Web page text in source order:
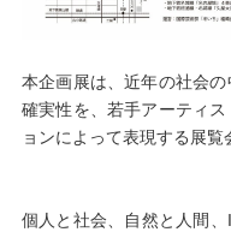
本企画展は、近年の社会
確実性を、若手アーティ
ョンによって表現する展覧
個人と社会、自然と人間